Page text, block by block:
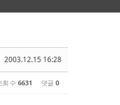
2003.12.15 16:28
회 수 6631 댓글 0